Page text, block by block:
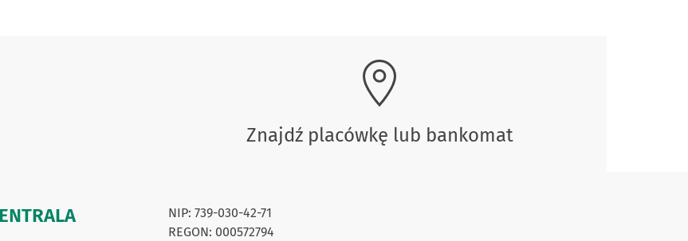
Znajdź placówkę lub bankomat
NIP: 739-030-42-71
REGON: 000572794